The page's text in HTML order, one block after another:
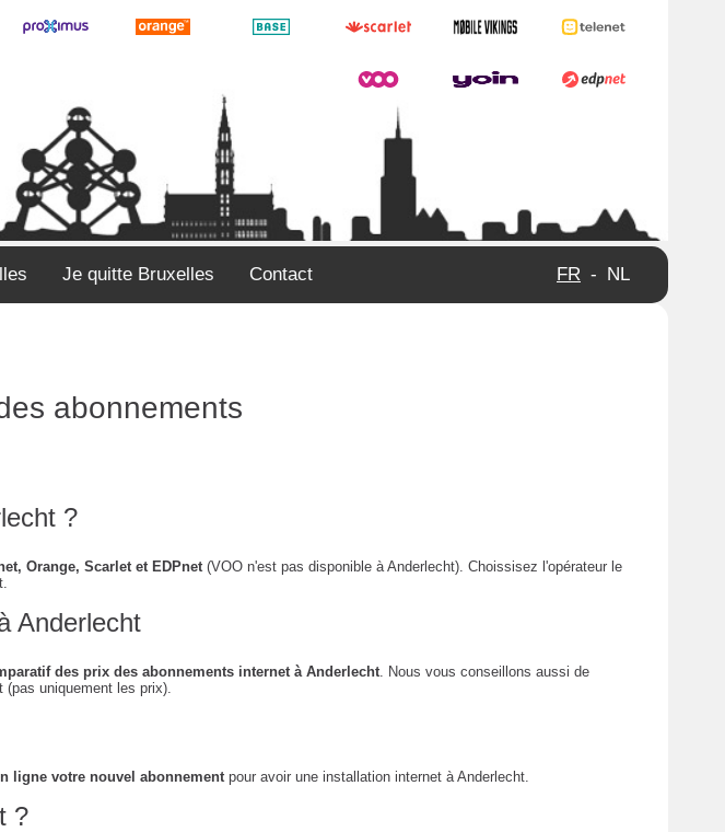
Je quitte Bruxelles Contact FR - NL
abonnements
?
Orange, Scarlet et EDPnet(VOO n'est pas disponible à Anderlecht). Choissisez l'opérateur le
Anderlecht
des prix des abonnements internet à Anderlecht. Nous vous conseillons aussi de
(pas uniquement les prix).
ligne votre nouvel abonnementpour avoir une installation internet à Anderlecht.
?